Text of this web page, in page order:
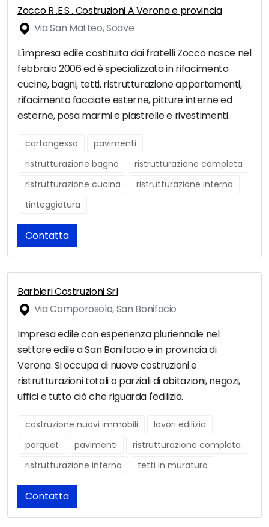
Zocco R .E.S . Costruzioni A Verona e provincia
Via San Matteo, Soave
L'impresa edile costituita dai fratelli Zocco nasce nel
febbraio 2006 ed è specializzata in rifacimento
cucine, bagni, tetti, ristrutturazione appartamenti,
rifacimento facciate esterne, pitture interne ed
esterne, posa marmi e piastrelle e rivestimenti.
cartongesso
pavimenti
ristrutturazione bagno
ristrutturazione completa
ristrutturazione cucina
ristrutturazione interna
tinteggiatura
Contatta
Barbieri Costruzioni Srl
Via Camporosolo, San Bonifacio
Impresa edile con esperienza pluriennale nel
settore edile a San Bonifacio e in provincia di
Verona. Si occupa di nuove costruzioni e
ristrutturazioni totali o parziali di abitazioni, negozi,
uffici e tutto ciò che riguarda l'edilizia.
costruzione nuovi immobili
lavori edilizia
parquet
pavimenti
ristrutturazione completa
ristrutturazione interna
tetti in muratura
Contatta